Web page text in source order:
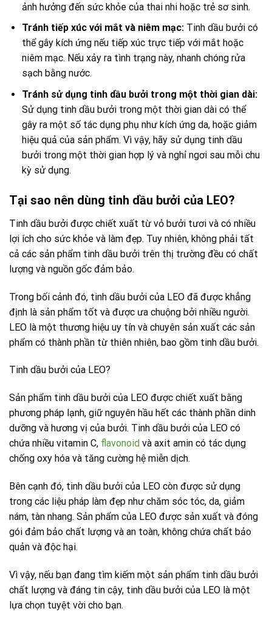
ảnh hưởng đến sức khỏe của thai nhi hoặc trẻ sơ sinh.
Tránh tiếp xúc với mắt và niêm mạc:Tinh dầu bưởi có
thể gây kích ứng nếu tiếp xúc trực tiếp với mắt hoặc
niêm mạc. Nếu xảy ra tình trạng này, nhanh chóng rửa
sạch bằng nước.
Tránh sử dụng tinh dầu bưởi trong một thời gian dài:
Sử dụng tinh dầu bưởi trong một thời gian dài có thể
gây ra một số tác dụng phụ như kích ứng da, hoặc giảm
hiệu quả của sản phẩm. Vì vậy, hãy sử dụng tinh dầu
bưởi trong một thời gian hợp lý và nghỉ ngơi sau mỗi chu
kỳ sử dụng.
Tại sao nên dùng tinh dầu bưởi của LEO?
Tinh dầu bưởi được chiết xuất từ vỏ bưởi tươi và có nhiều
lợi ích cho sức khỏe và làm đẹp. Tuy nhiên, không phải tất
cả các sản phẩm tinh dầu bưởi trên thị trường đều có chất
lượng và nguồn gốc đảm bảo.
Trong bối cảnh đó, tinh dầu bưởi của LEO đã được khẳng
định là sản phẩm tốt và được ưa chuộng bởi nhiều người.
LEO là một thương hiệu uy tín và chuyên sản xuất các sản
phẩm có thành phần từ thiên nhiên, bao gồm tinh dầu bưởi.
Tinh dầu bưởi của LEO?
Sản phẩm tinh dầu bưởi của LEO được chiết xuất bằng
phương pháp lạnh, giữ nguyên hầu hết các thành phần dinh
dưỡng và hương vị của bưởi. Tinh dầu bưởi của LEO có
chứa nhiều vitamin C, flavonoid và axit amin có tác dụng
chống oxy hóa và tăng cường hệ miễn dịch.
Bên cạnh đó, tinh dầu bưởi của LEO còn được sử dụng
trong các liệu pháp làm đẹp như chăm sóc tóc, da, giảm
nám, tàn nhang. Sản phẩm của LEO được sản xuất và đóng
gói đảm bảo chất lượng và an toàn, không chứa chất bảo
quản và độc hại.
Vì vậy, nếu bạn đang tìm kiếm một sản phẩm tinh dầu bưởi
chất lượng và đáng tin cậy, tinh dầu bưởi của LEO là một
lựa chọn tuyệt vời cho bạn.